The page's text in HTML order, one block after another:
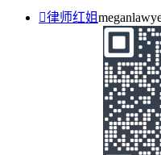
律师红姐